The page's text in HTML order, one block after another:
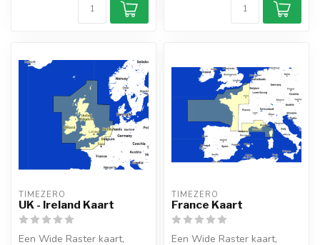
TIMEZERO
UK - Ireland Kaart
Een Wide Raster kaart,
TIMEZERO
France Kaart
Een Wide Raster kaart,